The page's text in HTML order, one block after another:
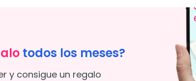
todos los meses?
y consigue un regalo